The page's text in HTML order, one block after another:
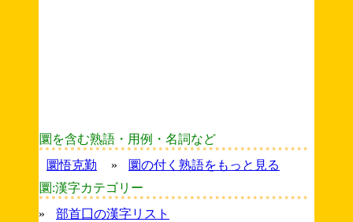
圜を含む熟語・用例・名詞など
圜悟克勤
»
圜の付く熟語をもっと見る
圜:漢字カテゴリー
»
部首囗の漢字リスト